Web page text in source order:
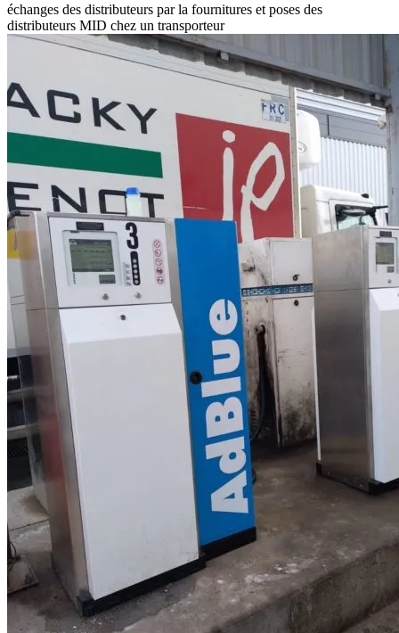
échanges des distributeurs par la fournitures et poses des
distributeurs MID chez un transporteur